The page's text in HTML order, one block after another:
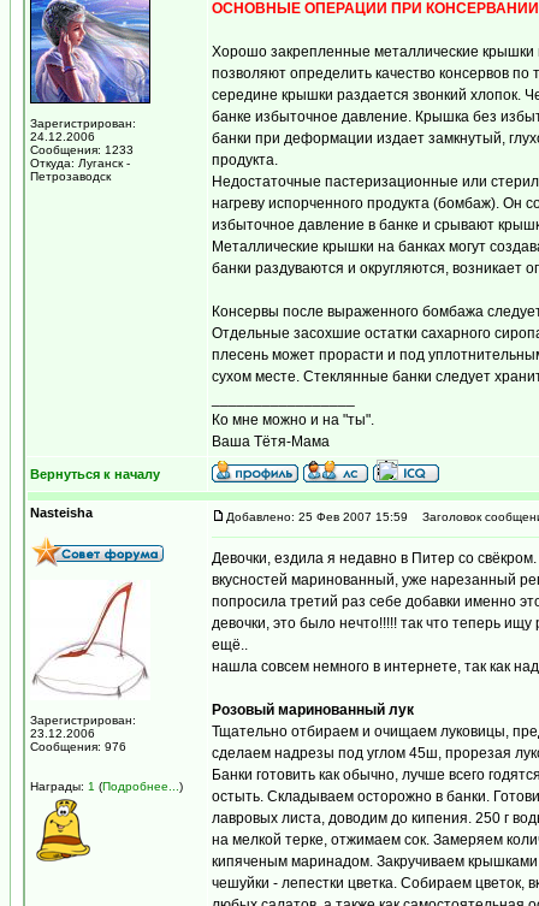
Зарегистрирован:
24.12.2006
Сообщения: 1233
Откуда: Луганск -
Петрозаводск
ОСНОВНЫЕ ОПЕРАЦИИ ПРИ
Хорошо закрепленные металлические крышки
позволяют определить качество консервов
середине крышки раздается звонкий
банке избыточное давление. Крышка без
банки при деформации издает замкнутый,
продукта.
Недостаточные пастеризационные или
нагреву испорченного продукта (бомбаж). Он
избыточное давление в банке и срывают
Металлические крышки на банках могут
банки раздуваются и округляются, возникает
Консервы после выраженного бомбажа
Отдельные засохшие остатки сахарного
плесень может прорасти и под
сухом месте. Стеклянные банки следует
Ко мне можно и на "ты".
Ваша Тётя-Мама
Вернуться к началу
Nasteisha
Зарегистрирован:
23.12.2006
Сообщения: 976
Награды: 1 (Подробнее... )
Добавлено: 25 Фев 2007 15:59 Заголовок
Девочки, ездила я недавно в Питер со
вкусностей маринованный, уже нарезанный
попросила третий раз себе добавки именно
девочки, это было нечто!!!!! так что теперь
ещё..
нашла совсем немного в интернете, так как
Розовый маринованный лук
Тщательно отбираем и очищаем луковицы,
сделаем надрезы под углом 45ш, прорезая
Банки готовить как обычно, лучше всего
остыть. Складываем осторожно в банки.
лавровых листа, доводим до кипения. 250 г
на мелкой терке, отжимаем сок. Замеряем
кипяченым маринадом. Закручиваем
чешуйки - лепестки цветка. Собираем цветок,